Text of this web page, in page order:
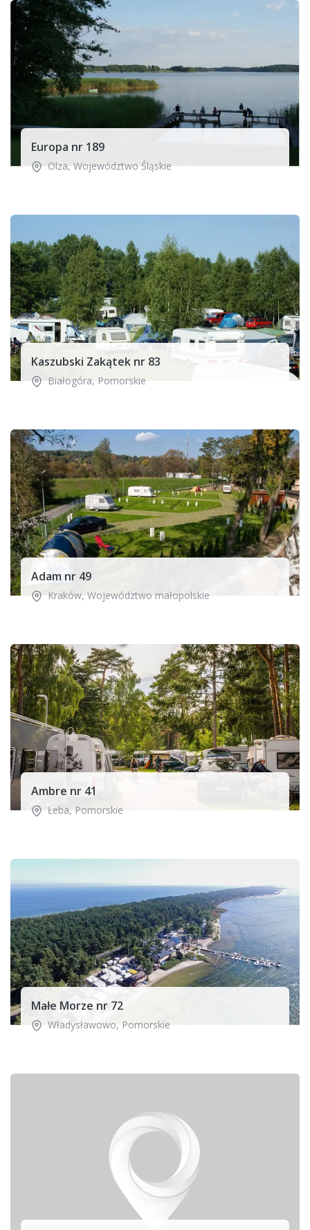
Europa nr 189
Olza, Województwo Śląskie
Kaszubski Zakątek nr 83
Białogóra, Pomorskie
Adam nr 49
Kraków,Województwo małopolskie
Ambre nr 41
Łeba,Pomorskie
Małe Morze nr 72
Władysławowo, Pomorskie